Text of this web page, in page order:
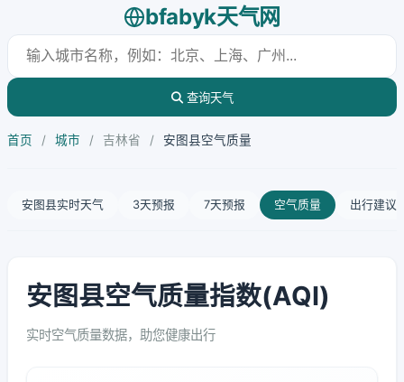
bfabyk天气网
查询天气
首页 / 城市 / 吉林省 / 安图县空气质量
安图县实时天气 3天预报 7天预报 空气质量 出行建议
安图县空气质量指数(AQI)
实时空气质量数据，助您健康出行